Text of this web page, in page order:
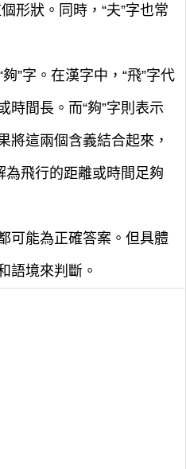
形狀。同時，“夫”字也常
”字。在漢字中，“飛”字代
時間長。而“夠”字則表示
將這兩個含義結合起來，
為飛行的距離或時間足夠
可能為正確答案。但具體
語境來判斷。